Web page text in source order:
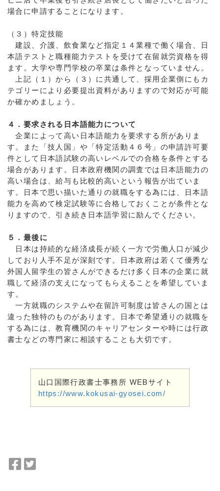
場合に申請することになります。
（３）特定技能
建設、介護、飲食業など指定１４業種で働く場合、日
本語テストと職種能力テストを受けて在留就労資格を得
ます。大学や専門学校の卒業は条件となっていません。
上記（１）から（３）に共通して、採用企業側にもカ
テゴリーにより必要提出資料がありますので対応が可能
か確かめましょう。
４．要求される日本語能力について
企業によって高い日本語能力を要求する所がありま
す。また「技人国」や「特定活動４６号」の申請許可要
件として日本語試験の高いレベルでの合格を条件とする
場合があります。日本政府機関の調査では日本語能力の
高い場合は、給与も比較的高いという報告が出ていま
す。日本で思い描いた通りの就職をする為には、日本語
能力を高めて検定試験等に合格しておくことが条件とな
りますので、引き続き日本語学習に励んでください。
５．最後に
日本は持続的な経済成長が続く一方で労働人口が減少
しており人手不足が深刻です。日本政府は若くて優秀な
外国人留学生の皆さんができるだけ多く日本の企業に就
職して経済の支えになってもらえることを希望していま
す。
一方就職のシステムや在留許可制度は皆さんの国とは
違った独特のものがあります。日本で希望通りの就職を
する為には、教育機関のキャリアセンターや時には行政
書士などの専門家に相談することも大切です。
山口国際行政書士事務所 WEBサイト
https://www.kokusai-gyosei.com/